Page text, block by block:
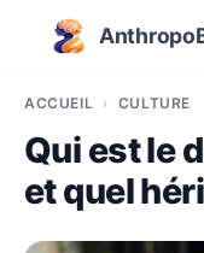
ACCUEIL CULTURE
Qui est le
et quel